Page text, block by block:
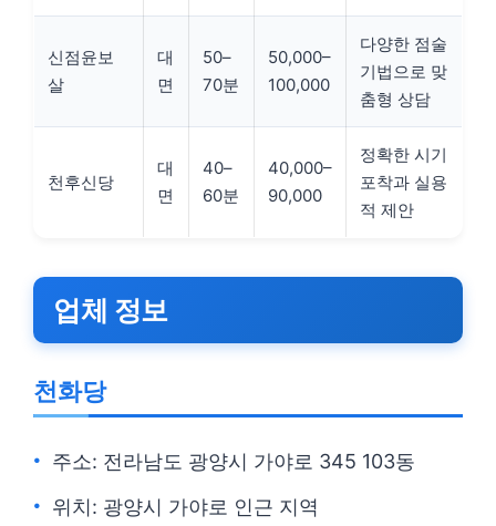
신점윤보
살
대
면
50–
70분
50,000–
100,000
다양한 점술
기법으로 맞
춤형 상담
천후신당
대
면
40–
60분
40,000–
90,000
정확한 시기
포착과 실용
적 제안
업체 정보
천화당
주소: 전라남도 광양시 가야로 345 103동
위치: 광양시 가야로 인근 지역